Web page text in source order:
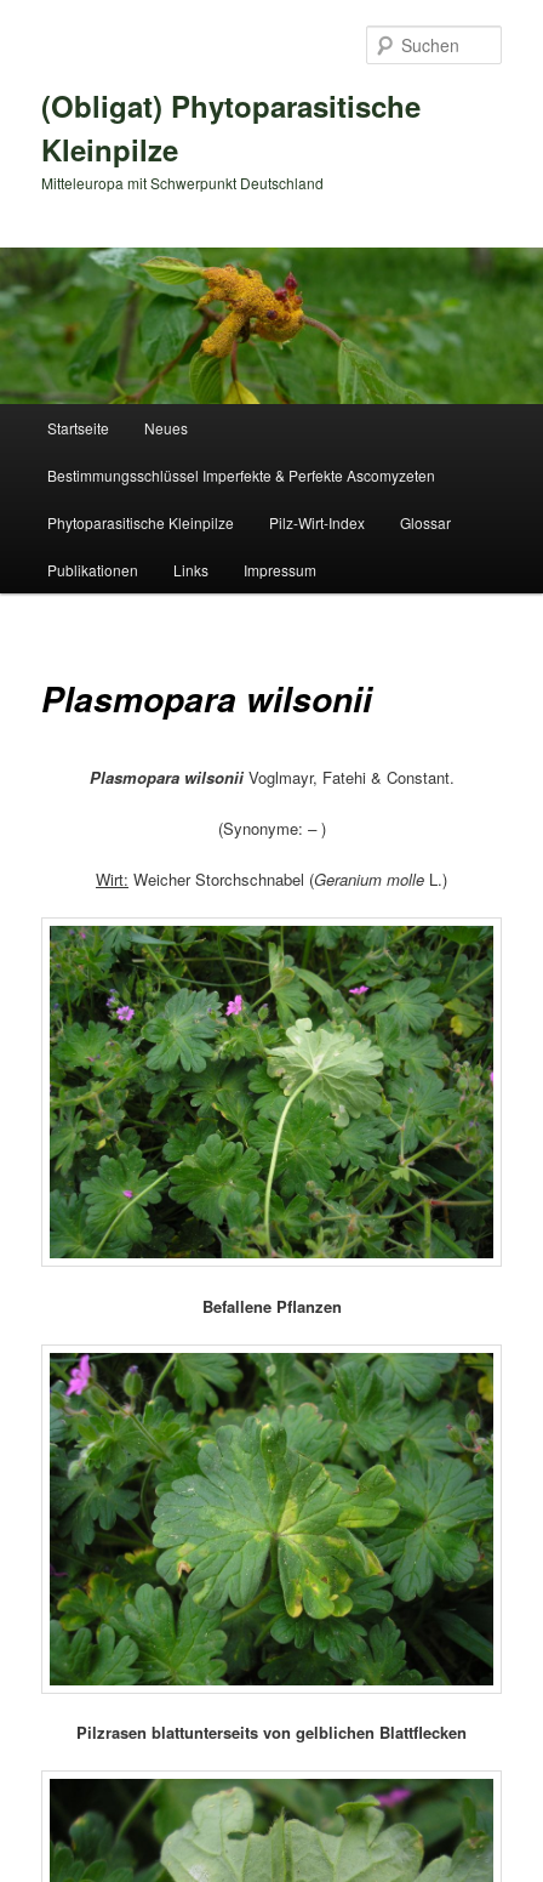
(Obligat) Phytoparasitische
Kleinpilze
Mitteleuropa mit Schwerpunkt Deutschland
Startseite Neues
Bestimmungsschlüssel Imperfekte & Perfekte Ascomyzeten
Phytoparasitische Kleinpilze Pilz-Wirt-Index Glossar
Publikationen Links Impressum
Plasmopara wilsonii
Plasmopara wilsonii Voglmayr, Fatehi & Constant.
(Synonyme: –)
Wirt: Weicher Storchschnabel (Geranium molle L.)
Befallene Pflanzen
Pilzrasen blattunterseits von gelblichen Blattflecken